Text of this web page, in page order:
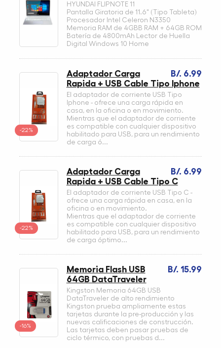
HYUNDAI FLIPNOTE 11
Pantalla Giratoria de 11.6" (Tipo Tableta)
Procesador Intel Celeron N3350
Memoria RAM de 4GBB RAM + 64GB ROM
Batería de 4800mAh Lector de Huella
Digital Windows 10 Home
-22%
B/. 6.99
Adaptador Carga
Rapida + USB Cable Tipo Iphone
El adaptador de corriente USB Tipo
Iphone - ofrece una carga rápida en
casa, en la oficina o en movimiento.
Mientras que el adaptador de corriente
es compatible con cualquier dispositivo
habilitado para USB, para un rendimiento
de carga ó...
-22%
B/. 6.99
Adaptador Carga
Rapida + USB Cable Tipo C
El adaptador de corriente USB Tipo C -
ofrece una carga rápida en casa, en la
oficina o en movimiento.
Mientras que el adaptador de corriente
es compatible con cualquier dispositivo
habilitado para USB, para un rendimiento
de carga óptimo...
-16%
B/. 15.99
Memoria Flash USB
64GB DataTraveler
Kingston Memoria 64GB USB
DataTraveler de alto rendimiento
Kingston prueba ampliamente estas
tarjetas durante la pre-producción y las
nuevas calificaciones de construcción.
Las tarjetas deben pasar pruebas de
ciclo térmico, con pruebas d...